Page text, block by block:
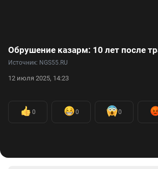
Источник: NGS55.RU
12 июля 2025, 14:23
0 0 0